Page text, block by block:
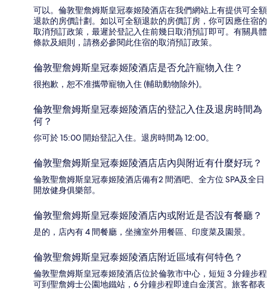
可以。倫敦聖詹姆斯皇冠泰姬陵酒店在我們網站上有提供可全額
退款的房價計劃。如以可全額退款的房價訂房，你可因應住宿的
取消預訂政策，最遲於登記入住前幾日取消預訂即可。有關具體
條款及細則，請務必參閱此住宿的取消預訂政策。
倫敦聖詹姆斯皇冠泰姬陵酒店是否允許寵物入住？
很抱歉，恕不准攜帶寵物入住 (輔助動物除外)。
倫敦聖詹姆斯皇冠泰姬陵酒店的登記入住及退房時間為
何？
你可於 15:00 開始登記入住。退房時間為 12:00。
倫敦聖詹姆斯皇冠泰姬陵酒店店內與附近有什麼好玩？
倫敦聖詹姆斯皇冠泰姬陵酒店備有2 間酒吧、全方位 SPA及全日
開放健身俱樂部。
倫敦聖詹姆斯皇冠泰姬陵酒店內或附近是否設有餐廳？
是的，店內有 4 間餐廳，坐擁室外用餐區、印度菜及園景。
倫敦聖詹姆斯皇冠泰姬陵酒店附近區域有何特色？
倫敦聖詹姆斯皇冠泰姬陵酒店位於倫敦市中心，短短 3 分鐘步程
可到聖詹姆士公園地鐵站，6 分鐘步程即達白金漢宮。旅客都表